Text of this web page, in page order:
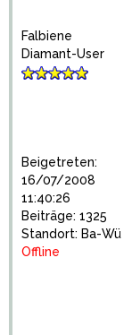
Falbiene
Diamant-User
Beigetreten:
16/07/2008
11:40:26
Beiträge: 1325
Standort: Ba-Wü
Offline